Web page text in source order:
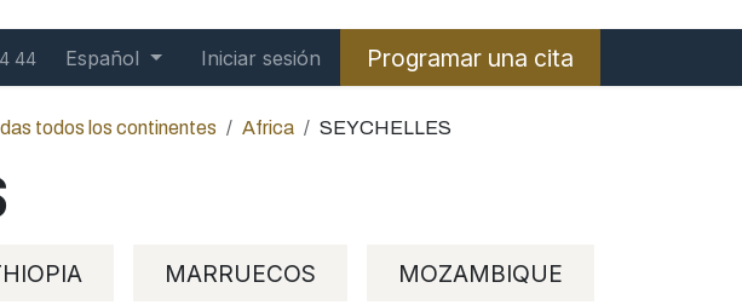
44 Español Iniciar sesión Programar una cita
todos los continentes Africa SEYCHELLES
MARRUECOS MOZAMBIQUE